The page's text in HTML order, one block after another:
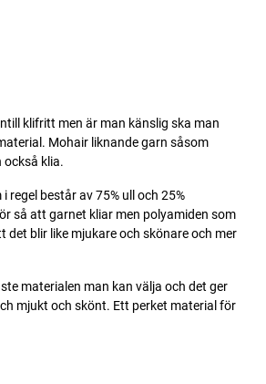
klifritt men är man känslig ska man
Mohair liknande garn såsom
också klia.
i regel består av 75% ull och 25%
så att garnet kliar men polyamiden som
det blir like mjukare och skönare och mer
materialen man kan välja och det ger
mjukt och skönt. Ett perket material för